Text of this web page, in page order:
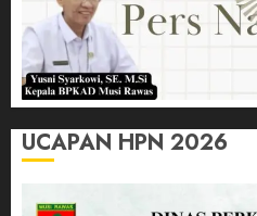
UCAPAN HPN 2026